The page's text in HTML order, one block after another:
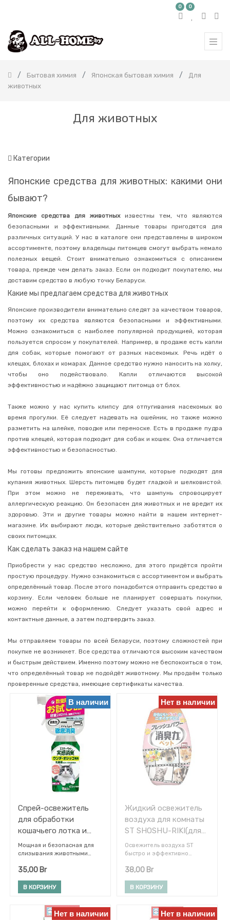
0 0
Бытовая химия Японская бытовая химия
Для
животных
Для животных
Категории
ТОВАРОВ
Бытовая
химия
Стиральные
Жидкости
гели
стирки
Пятновыводители
и
отбеливатели
Кондиционеры
и
ополаскиватели
для
машин
для
мытья
посуды
Средства
для
посудомоечных
машин
средства
автомобиля
Освежители
воздуха
животных
хозяйственные
для
мытья
посуды
уборки
Средства
для
стирки
Чистящие
средства
для
дома
для
бытовой
техники
Краска
ткани
Средства
посудомоечных
зеркал
Освежители
воздуха
Поглотители
запаха
для
холодильников
Освежители
для
Японские средства для животных: какими они
бывают?
Японские средства для животныхизвестны тем, что являются
безопасными и эффективными. Данные товары пригодятся для
различных ситуаций. У нас в каталоге они представлены в широком
ассортименте, поэтому владельцы питомцев смогут выбрать немало
полезных вещей. Стоит внимательно ознакомиться с описанием
товара, прежде чем делать заказ. Если он подходит покупателю, мы
доставим средство в любую точку Беларуси.
Какие мы предлагаем средства для животных
Японские производители внимательно следят за качеством товаров,
поэтому их средства являются безопасными и эффективными.
Можно ознакомиться с наиболее популярной продукцией, которая
пользуется спросом у покупателей. Например, в продаже есть капли
для собак, которые помогают от разных насекомых. Речь идёт о
клещах, блохах и комарах. Данное средство нужно наносить на холку,
чтобы оно подействовало. Капли отличаются высокой
эффективностью и надёжно защищают питомца от блох.
Также можно у нас купить клипсу для отпугивания насекомых во
время прогулки. Её следует надевать на ошейник, но также можно
разметить на шлейке, поводке или переноске. Есть в продаже пудра
против клещей, которая подходит для собак и кошек. Она отличается
эффективностью и безопасностью.
Мы готовы предложить японские шампуни, которые подходят для
купания животных. Шерсть питомцев будет гладкой и шелковистой.
При этом можно не переживать, что шампунь спровоцирует
аллергическую реакцию. Он безопасен для животных и не вредит их
здоровью. Эти и другие товары можно найти в нашем интернет-
магазине. Их выбирают люди, которые действительно заботятся о
своих питомцах.
Как сделать заказ на нашем сайте
Приобрести у нас средство несложно, для этого придётся пройти
простую процедуру. Нужно ознакомиться с ассортиментом и выбрать
определённый товар. После этого понадобится отправить средство в
корзину. Если человек больше не планирует совершать покупки,
можно перейти к оформлению. Следует указать свой адрес и
контактные данные, а затем подтвердить заказ.
Мы отправляем товары по всей Беларуси, поэтому сложностей при
покупке не возникнет. Все средства отличаются высоким качеством
и быстрым действием. Именно поэтому можно не беспокоиться о том,
что определённый товар не подойдёт животному. Мы продаём только
проверенные средства, имеющие сертификаты качества.
В наличии
Спрей-освежитель
для обработки
кошачьего лотка и
наполнителя ST Pet
(аромат свежей
зелени) 240 мл
Мощная и безопасная для
слизывания животными
стойких запахов. Спрей со
для животных ароматом
устраняет запахи кошачьих
ферментированной
35,00 Br
В КОРЗИНУ
Нет в наличии
Жидкий освежитель
воздуха для комнаты
ST SHOSHU-RIKI(для
удаления запаха
домашних животных с
фруктовым
ароматом), 400 мл
Освежитель воздуха ST
быстро и эффективно
домашних животных.
дезодорирующие
компоненты полностью
запахов и наполняют
38,00Br
В КОРЗИНУ
Нет в наличии Нет в наличии